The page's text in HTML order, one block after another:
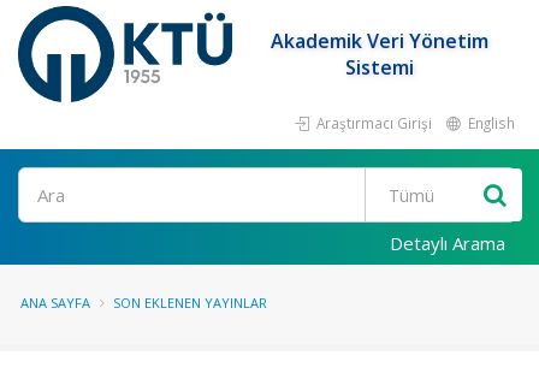
Akademik Veri Yönetim
Sistemi
Araştırmacı Girişi English
Ara
Detaylı Arama
ANA SAYFA SON EKLENEN YAYINLAR